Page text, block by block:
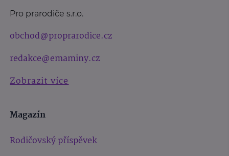
Pro prarodiče s.r.o.
obchod@proprarodice.cz
redakce@emaminy.cz
Zobrazit více
Magazín
Rodičovský příspěvek